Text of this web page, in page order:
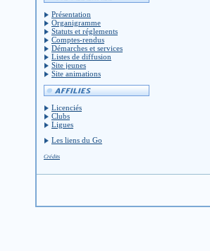
Présentation
Organigramme
Statuts et réglements
Comptes-rendus
Démarches et services
Listes de diffusion
Site jeunes
Site animations
Licenciés
Clubs
Ligues
Les liens du Go
Crédits